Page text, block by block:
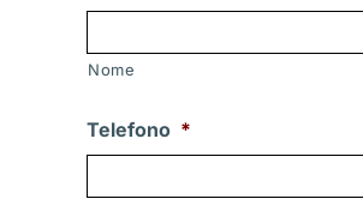
Nome
Telefono *